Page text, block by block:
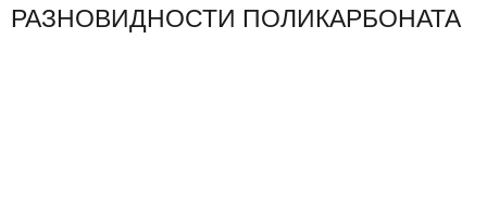
РАЗНОВИДНОСТИ ПОЛИКАРБОНАТА